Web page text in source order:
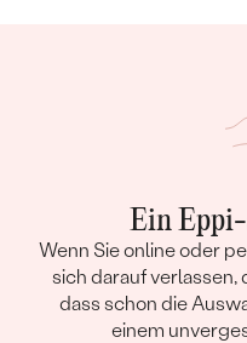
Ein
Wenn Sie online oder
sich darauf verlassen,
dass schon die
einem